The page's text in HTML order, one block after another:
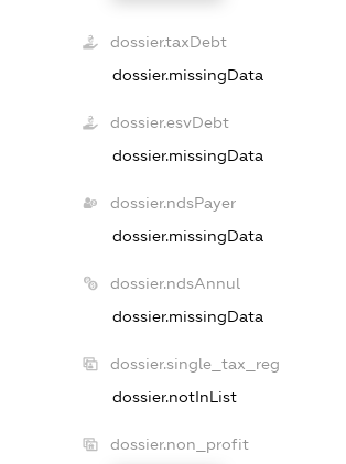
dossier.taxDebt
dossier.missingData
dossier.esvDebt
dossier.missingData
dossier.ndsPayer
dossier.missingData
dossier.ndsAnnul
dossier.missingData
dossier.single_tax_reg
dossier.notInList
dossier.non_profit